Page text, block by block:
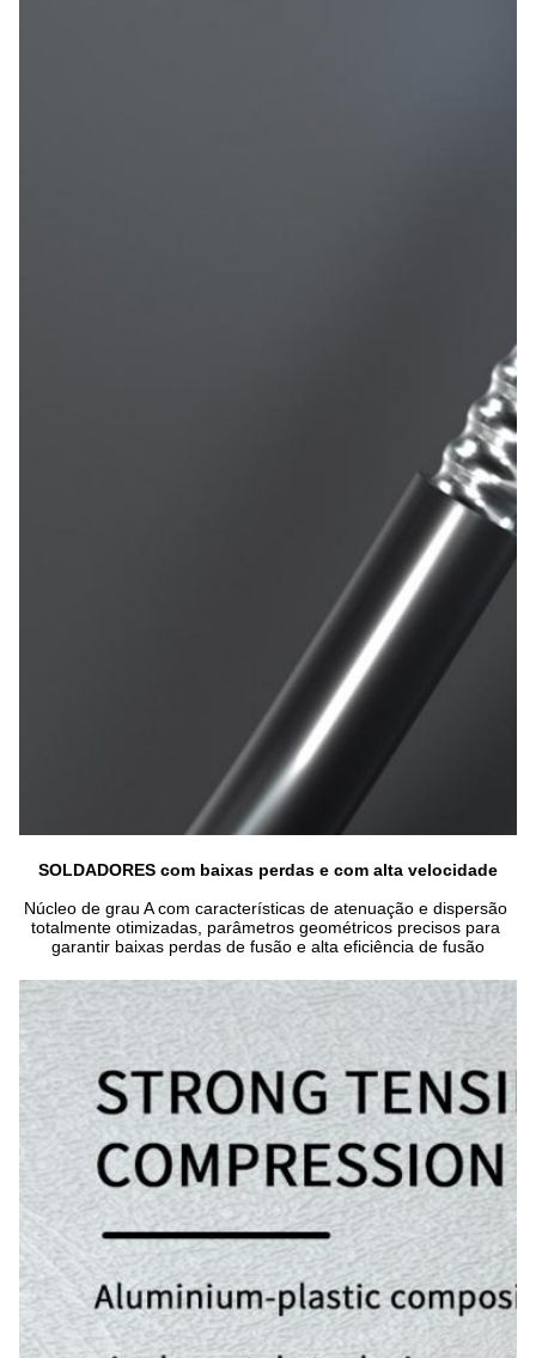
SOLDADORES com baixas perdas e com alta velocidade
Núcleo de grau A com características de atenuação e dispersão
totalmente otimizadas, parâmetros geométricos precisos para
garantir baixas perdas de fusão e alta eficiência de fusão